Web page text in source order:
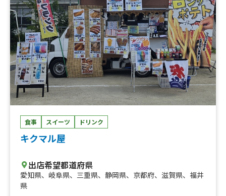
食事 スイーツ ドリンク
キクマル屋
出店希望都道府県
愛知県、 岐阜県、 三重県、 静岡県、 京都府、 滋賀県、 福井
県